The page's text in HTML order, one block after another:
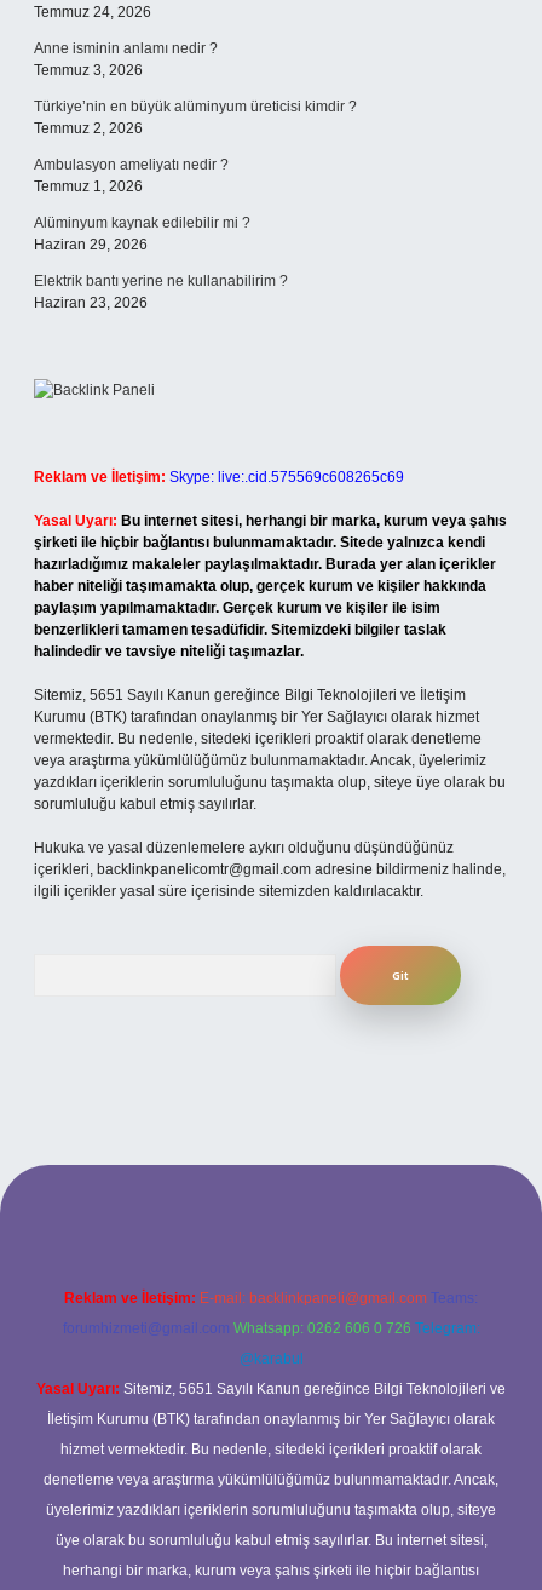
Temmuz 24, 2026
Anne isminin anlamı nedir ?
Temmuz 3, 2026
Türkiye’nin en büyük alüminyum üreticisi kimdir ?
Temmuz 2, 2026
Ambulasyon ameliyatı nedir ?
Temmuz 1, 2026
Alüminyum kaynak edilebilir mi ?
Haziran 29, 2026
Elektrik bantı yerine ne kullanabilirim ?
Haziran 23, 2026
Reklam ve İletişim: Skype: live:.cid.575569c608265c69
Yasal Uyarı: Bu internet sitesi, herhangi bir marka, kurum veya şahıs
şirketi ile hiçbir bağlantısı bulunmamaktadır. Sitede yalnızca kendi
hazırladığımız makaleler paylaşılmaktadır. Burada yer alan içerikler
haber niteliği taşımamakta olup, gerçek kurum ve kişiler hakkında
paylaşım yapılmamaktadır. Gerçek kurum ve kişiler ile isim
benzerlikleri tamamen tesadüfidir. Sitemizdeki bilgiler taslak
halindedir ve tavsiye niteliği taşımazlar.
Sitemiz, 5651 Sayılı Kanun gereğince Bilgi Teknolojileri ve İletişim
Kurumu (BTK) tarafından onaylanmış bir Yer Sağlayıcı olarak hizmet
vermektedir. Bu nedenle, sitedeki içerikleri proaktif olarak denetleme
veya araştırma yükümlülüğümüz bulunmamaktadır. Ancak, üyelerimiz
yazdıkları içeriklerin sorumluluğunu taşımakta olup, siteye üye olarak bu
sorumluluğu kabul etmiş sayılırlar.
Hukuka ve yasal düzenlemelere aykırı olduğunu düşündüğünüz
içerikleri, backlinkpanelicomtr@gmail.com adresine bildirmeniz halinde,
ilgili içerikler yasal süre içerisinde sitemizden kaldırılacaktır.
ilbet bahis sitesi
Reklam ve İletişim: E-mail: backlinkpaneli@gmail.com Teams:
forumhizmeti@gmail.com Whatsapp: 0262 606 0 726 Telegram:
@karabul
Yasal Uyarı: Sitemiz, 5651 Sayılı Kanun gereğince Bilgi Teknolojileri ve
İletişim Kurumu (BTK) tarafından onaylanmış bir Yer Sağlayıcı olarak
hizmet vermektedir. Bu nedenle, sitedeki içerikleri proaktif olarak
denetleme veya araştırma yükümlülüğümüz bulunmamaktadır. Ancak,
üyelerimiz yazdıkları içeriklerin sorumluluğunu taşımakta olup, siteye
üye olarak bu sorumluluğu kabul etmiş sayılırlar. Bu internet sitesi,
herhangi bir marka, kurum veya şahıs şirketi ile hiçbir bağlantısı